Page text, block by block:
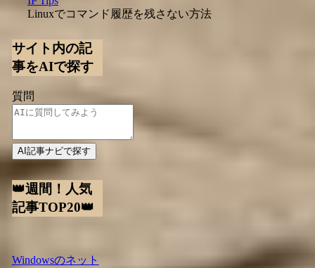
Linuxでコマンド履歴を残さない方法
サイト内の記
事をAIで探す
質問
AI記事ナビで探す
👑週間！人気
記事TOP20👑
Windowsのネット